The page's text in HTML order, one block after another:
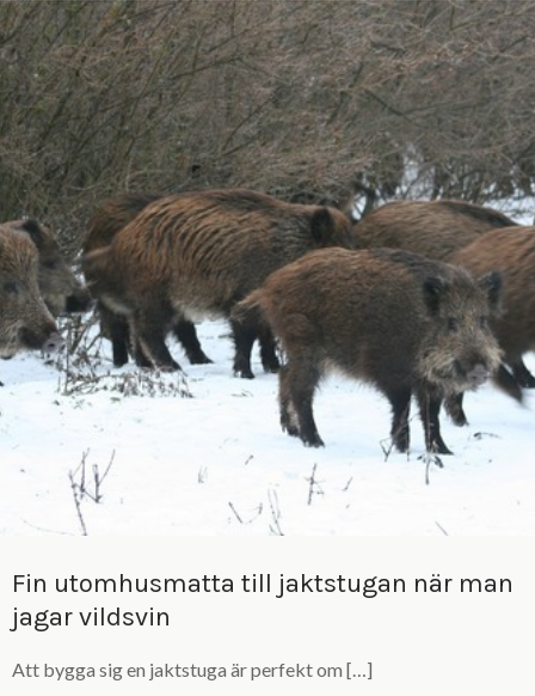
Fin utomhusmatta till jaktstugan när man
jagar vildsvin
Att bygga sig en jaktstuga är perfekt om […]